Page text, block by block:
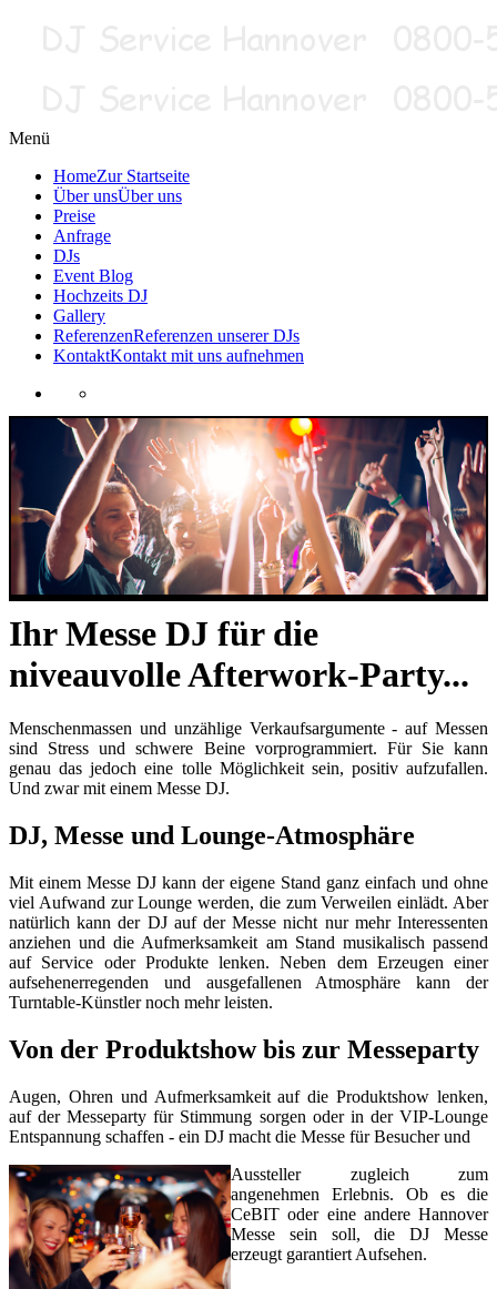
Menü
HomeZur Startseite
Über unsÜber uns
Preise
Anfrage
DJs
Event Blog
Hochzeits DJ
Gallery
ReferenzenReferenzen unserer DJs
KontaktKontakt mit uns aufnehmen
Ihr Messe DJ für die
niveauvolle Afterwork-Party...
Menschenmassen und unzählige Verkaufsargumente - auf Messen
sind Stress und schwere Beine vorprogrammiert. Für Sie kann
genau das jedoch eine tolle Möglichkeit sein, positiv aufzufallen.
Und zwar mit einem Messe DJ.
DJ, Messe und Lounge-Atmosphäre
Mit einem Messe DJ kann der eigene Stand ganz einfach und ohne
viel Aufwand zur Lounge werden, die zum Verweilen einlädt. Aber
natürlich kann der DJ auf der Messe nicht nur mehr Interessenten
anziehen und die Aufmerksamkeit am Stand musikalisch passend
auf Service oder Produkte lenken. Neben dem Erzeugen einer
aufsehenerregenden und ausgefallenen Atmosphäre kann der
Turntable-Künstler noch mehr leisten.
Von der Produktshow bis zur Messeparty
Augen, Ohren und Aufmerksamkeit auf die Produktshow lenken,
auf der Messeparty für Stimmung sorgen oder in der VIP-Lounge
Entspannung schaffen - ein DJ macht die Messe für Besucher und
Aussteller zugleich zum
angenehmen Erlebnis. Ob es die
CeBIT oder eine andere Hannover
Messe sein soll, die DJ Messe
erzeugt garantiert Aufsehen.